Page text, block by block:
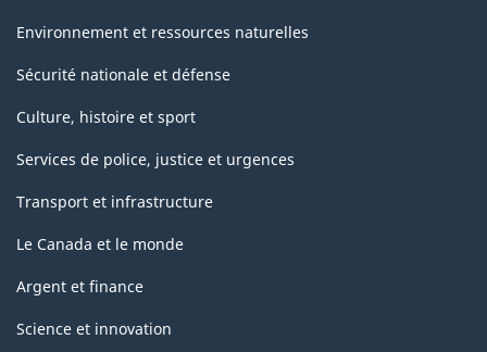
Environnement et ressources naturelles
Sécurité nationale et défense
Culture, histoire et sport
Services de police, justice et urgences
Transport et infrastructure
Le Canada et le monde
Argent et finance
Science et innovation